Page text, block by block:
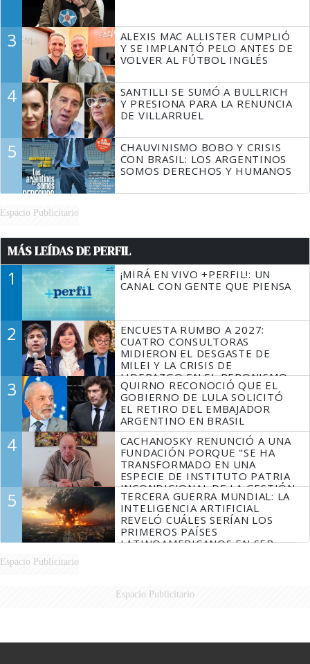
3
ALEXIS MAC ALLISTER CUMPLIÓ
Y SE IMPLANTÓ PELO ANTES DE
VOLVER AL FÚTBOL INGLÉS
4
SANTILLI SE SUMÓ A BULLRICH
Y PRESIONA PARA LA RENUNCIA
DE VILLARRUEL
5
CHAUVINISMO BOBO Y CRISIS
CON BRASIL: LOS ARGENTINOS
SOMOS DERECHOS Y HUMANOS
Espacio Publicitario
MÁS LEÍDAS DE PERFIL
1
¡MIRÁ EN VIVO +PERFIL!: UN
CANAL CON GENTE QUE PIENSA
2
ENCUESTA RUMBO A 2027:
CUATRO CONSULTORAS
MIDIERON EL DESGASTE DE
MILEI Y LA CRISIS DE
LIDERAZGO EN EL PERONISMO
3
QUIRNO RECONOCIÓ QUE EL
GOBIERNO DE LULA SOLICITÓ
EL RETIRO DEL EMBAJADOR
ARGENTINO EN BRASIL
4
CACHANOSKY RENUNCIÓ A UNA
FUNDACIÓN PORQUE "SE HA
TRANSFORMADO EN UNA
ESPECIE DE INSTITUTO PATRIA
INCONDICIONAL DE LA GESTIÓN
DE MILEI"
5
TERCERA GUERRA MUNDIAL: LA
INTELIGENCIA ARTIFICIAL
REVELÓ CUÁLES SERÍAN LOS
PRIMEROS PAÍSES
LATINOAMERICANOS EN SER
Espacio Publicitario
Espacio Publicitario